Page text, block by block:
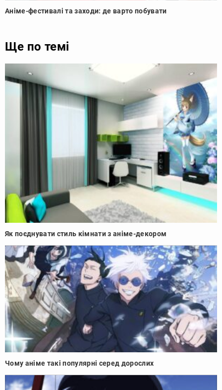
Аніме-фестивалі та заходи: де варто побувати
Ще по темі
Як поєднувати стиль кімнати з аніме-декором
Чому аніме такі популярні серед дорослих